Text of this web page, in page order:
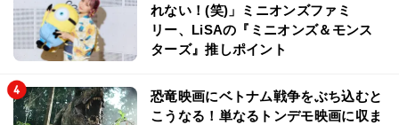
れない！(笑)」ミニオンズファミ
リー、LiSAの『ミニオンズ＆モンス
ターズ』推しポイント
恐竜映画にベトナム戦争をぶち込むと
こうなる！単なるトンデモ映画に収ま